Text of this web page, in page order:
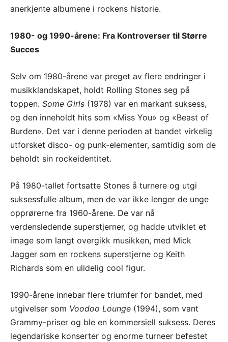
anerkjente albumene i rockens historie.
1980- og 1990-årene: Fra Kontroverser til Større
Succes
Selv om 1980-årene var preget av flere endringer i
musikklandskapet, holdt Rolling Stones seg på
toppen. Some Girls (1978) var en markant suksess,
og den inneholdt hits som «Miss You» og «Beast of
Burden». Det var i denne perioden at bandet virkelig
utforsket disco- og punk-elementer, samtidig som de
beholdt sin rockeidentitet.
På 1980-tallet fortsatte Stones å turnere og utgi
suksessfulle album, men de var ikke lenger de unge
opprørerne fra 1960-årene. De var nå
verdensledende superstjerner, og hadde utviklet et
image som langt overgikk musikken, med Mick
Jagger som en rockens superstjerne og Keith
Richards som en ulidelig cool figur.
1990-årene innebar flere triumfer for bandet, med
utgivelser som Voodoo Lounge (1994), som vant
Grammy-priser og ble en kommersiell suksess. Deres
legendariske konserter og enorme turneer befestet